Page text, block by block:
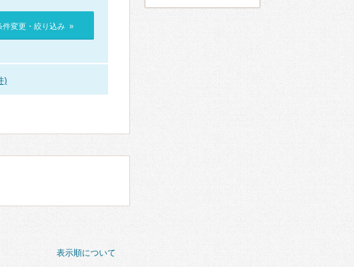
件変更・絞り込み »
)
表示順について